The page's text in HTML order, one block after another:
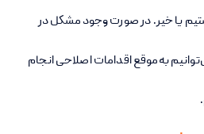
یا خیر.در صورت وجود مشکل در
به‌موقع اقدامات اصلاحی انجام
.